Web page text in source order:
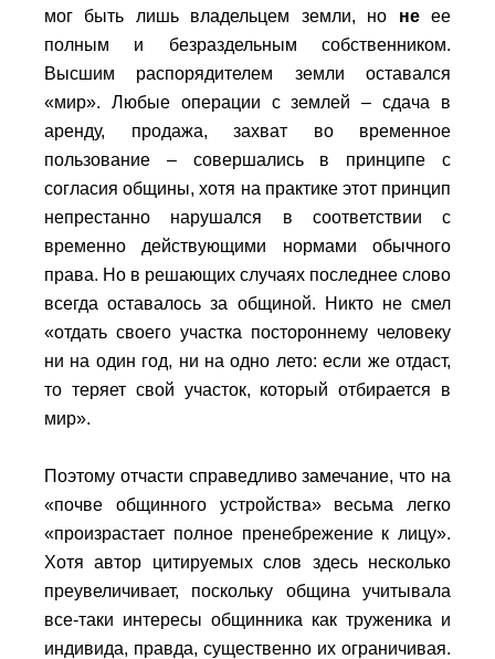
мог быть лишь владельцем земли, но неее
полным и безраздельным собственником.
Высшим распорядителем земли оставался
«мир». Любые операции с землей – сдача в
аренду, продажа, захват во временное
пользование – совершались в принципе с
согласия общины, хотя на практике этот принцип
непрестанно нарушался в соответствии с
временно действующими нормами обычного
права. Но в решающих случаях последнее слово
всегда оставалось за общиной. Никто не смел
«отдать своего участка постороннему человеку
ни на один год, ни на одно лето: если же отдаст,
то теряет свой участок, который отбирается в
мир».
Поэтому отчасти справедливо замечание, что на
«почве общинного устройства» весьма легко
«произрастает полное пренебрежение к лицу».
Хотя автор цитируемых слов здесь несколько
преувеличивает, поскольку община учитывала
все-таки интересы общинника как труженика и
индивида, правда, существенно их ограничивая.